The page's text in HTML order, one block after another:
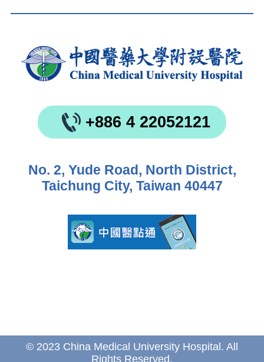
+886 4 22052121
No. 2, Yude Road, North District,
Taichung City, Taiwan 40447
© 2023 China Medical University Hospital. All
Rights Reserved.